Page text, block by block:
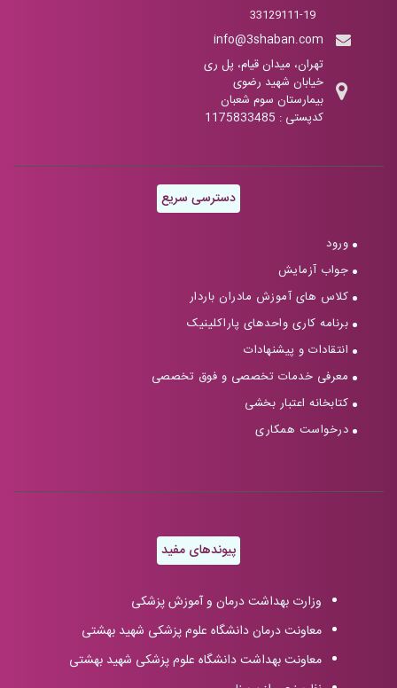
33129111-19
info@3shaban.com
تهران، میدان قیام، پل ری
خیابان شهید رضوی
بیمارستان سوم شعبان
کدپستی : 1175833485
دسترسی سریع
ورود
جواب آزمایش
کلاس های آموزش مادران باردار
برنامه کاری واحدهای پاراکلینیک
انتقادات و پیشنهادات
معرفی خدمات تخصصی و فوق تخصصی
کتابخانه اعتبار بخشی
درخواست همکاری
پیوندهای مفید
وزارت بهداشت درمان و آموزش پزشکی
معاونت درمان دانشگاه علوم پزشکی شهید بهشتی
معاونت بهداشت دانشگاه علوم پزشکی شهید بهشتی